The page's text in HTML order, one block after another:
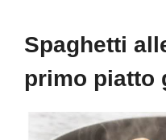
Spaghetti
primo piatto